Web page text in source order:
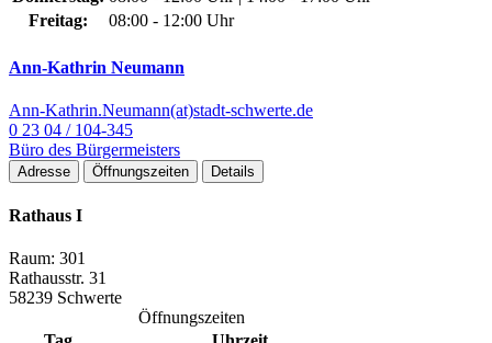
Freitag:
08:00 - 12:00 Uhr
Ann-Kathrin Neumann
Ann-Kathrin.Neumann(at)stadt-schwerte.de
0 23 04 / 104-345
Büro des Bürgermeisters
Adresse Öffnungszeiten Details
Rathaus I
Raum: 301
Rathausstr. 31
58239 Schwerte
Öffnungszeiten